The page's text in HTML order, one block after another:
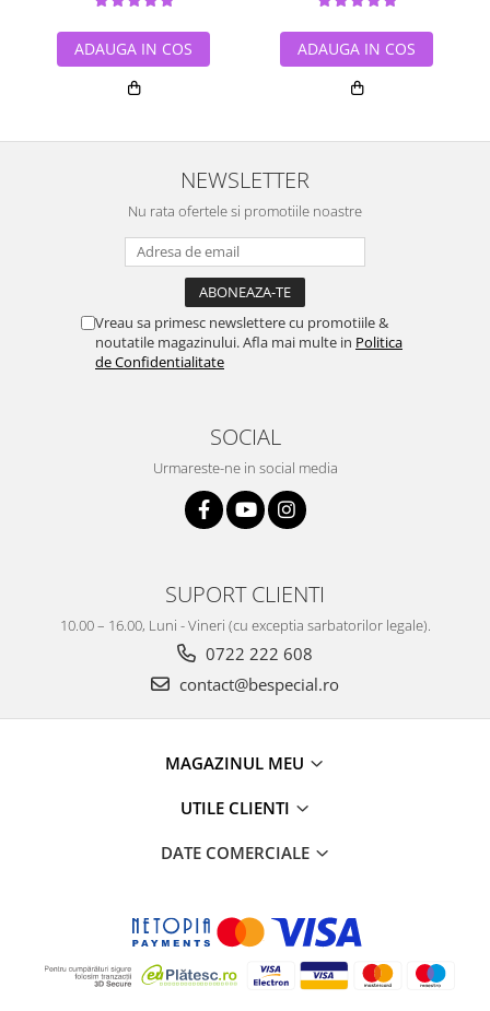
ADAUGA IN COS ADAUGA IN COS
NEWSLETTER
Nu rata ofertele si promotiile noastre
Vreau sa primesc newslettere cu promotiile &
noutatile magazinului. Afla mai multe in Politica
de Confidentialitate
SOCIAL
Urmareste-ne in social media
SUPORT CLIENTI
10.00 – 16.00, Luni - Vineri (cu exceptia sarbatorilor legale).
0722 222 608
contact@bespecial.ro
MAGAZINUL MEU
UTILE CLIENTI
DATE COMERCIALE